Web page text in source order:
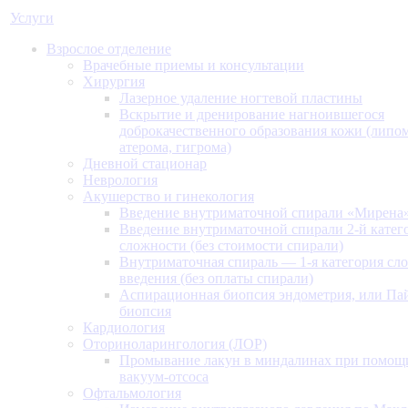
Услуги
Взрослое отделение
Врачебные приемы и консультации
Хирургия
Лазерное удаление ногтевой пластины
Вскрытие и дренирование нагноившегося
доброкачественного образования кожи
атерома, гигрома)
Дневной стационар
Неврология
Акушерство и гинекология
Введение внутриматочной спирали
Введение внутриматочной спирали 2-й
сложности (без стоимости спирали)
Внутриматочная спираль — 1-я категория
введения (без оплаты спирали)
Аспирационная биопсия эндометрия, или
биопсия
Кардиология
Оториноларингология (ЛОР)
Промывание лакун в миндалинах при
вакуум-отсоса
Офтальмология